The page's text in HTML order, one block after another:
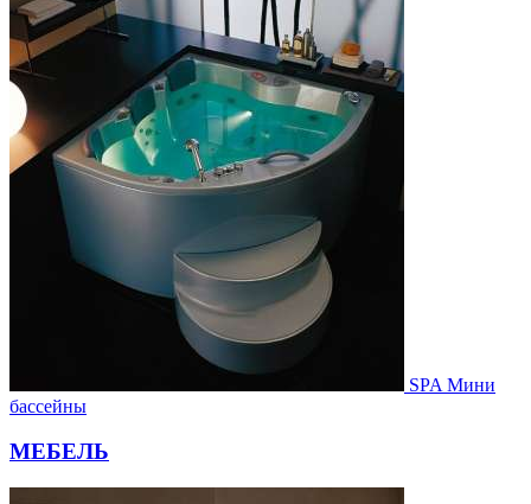
SPA Мини
бассейны
МЕБЕЛЬ